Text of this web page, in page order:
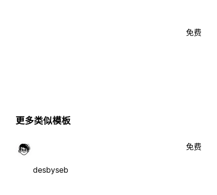
免费
更多类似模板
desbyseb
免费